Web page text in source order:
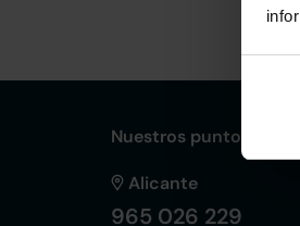
Nuestros puntos de
Alicante
965 026 229